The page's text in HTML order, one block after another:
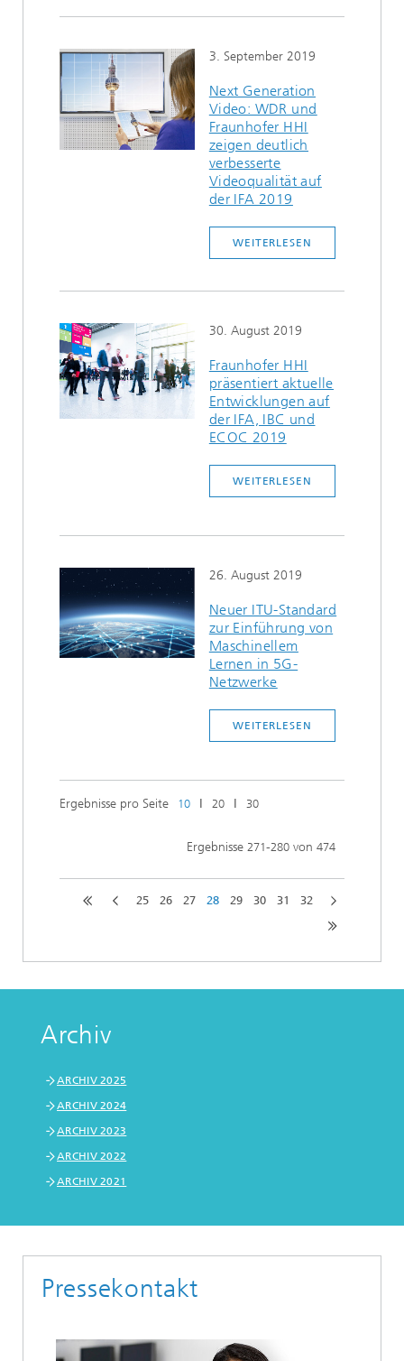
3. September 2019
Next Generation
Video: WDR und
Fraunhofer HHI
zeigen deutlich
verbesserte
Videoqualität auf
der IFA 2019
WEITERLESEN
30. August 2019
Fraunhofer HHI
präsentiert aktuelle
Entwicklungen auf
der IFA, IBC und
ECOC 2019
WEITERLESEN
26. August 2019
Neuer ITU-Standard
zur Einführung von
Maschinellem
Lernen in 5G-
Netzwerke
WEITERLESEN
Ergebnisse pro Seite 10 ǀ 20 ǀ 30
Ergebnisse 271-280 von 474
25 26 27 28 29 30 31 32
Archiv
ARCHIV 2025
ARCHIV 2024
ARCHIV 2023
ARCHIV 2022
ARCHIV 2021
Pressekontakt